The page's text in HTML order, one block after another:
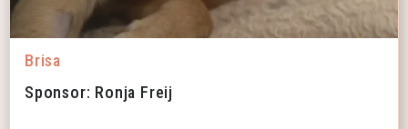
Brisa
Sponsor: Ronja Freij